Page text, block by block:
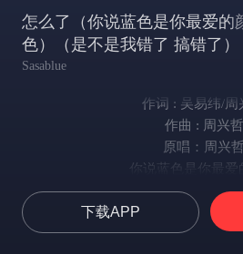
怎么了（你说蓝色是你最爱的
色）（是不是我错了 搞错了）
Sasablue
作词 : 吴易纬/周
作曲 : 周兴哲
原唱：周兴哲
你说蓝色是你最爱
你说如果没有爱那
怎么了 你怎么
看过你曾经最灿烂
下载APP